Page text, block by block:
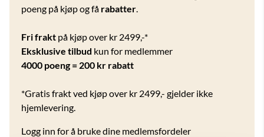
poeng på kjøp og få rabatter
Fri frakt på kjøp over kr 2499,-*
Eksklusive tilbud kun for medlemmer
4000 poeng = 200 kr rabatt
*Gratis frakt ved kjøp over kr 2499,- gjelder ikke
hjemlevering.
Logg inn for å bruke dine medlemsfordeler